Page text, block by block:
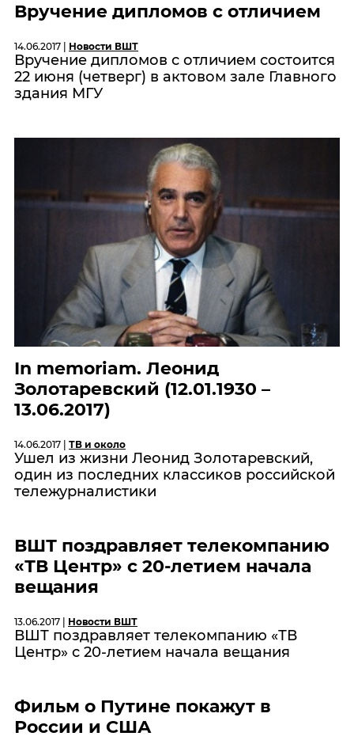
Вручение дипломов с отличием
14.06.2017 | Новости ВШТ
Вручение дипломов с отличием состоится
22 июня (четверг) в актовом зале Главного
здания МГУ
In memoriam. Леонид
Золотаревский (12.01.1930 –
13.06.2017)
14.06.2017 | ТВ и около
Ушел из жизни Леонид Золотаревский,
один из последних классиков российской
тележурналистики
ВШТ поздравляет телекомпанию
«ТВ Центр» с 20-летием начала
вещания
13.06.2017 | Новости ВШТ
ВШТ поздравляет телекомпанию «ТВ
Центр» с 20-летием начала вещания
Фильм о Путине покажут в
России и США